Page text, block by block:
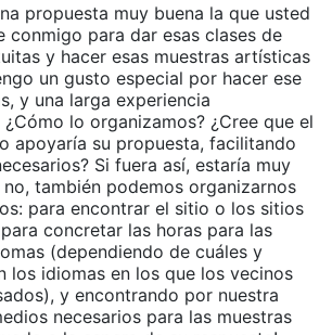
propuesta muy buena la que usted
conmigo para dar esas clases de
y hacer esas muestras artísticas
un gusto especial por hacer ese
y una larga experiencia
¿Cómo lo organizamos? ¿Cree que el
apoyaría su propuesta, facilitando
Si fuera así, estaría muy
también podemos organizarnos
para encontrar el sitio o los sitios
concretar las horas para las
(dependiendo de cuáles y
los idiomas en los que los vecinos
y encontrando por nuestra
necesarios para las muestras